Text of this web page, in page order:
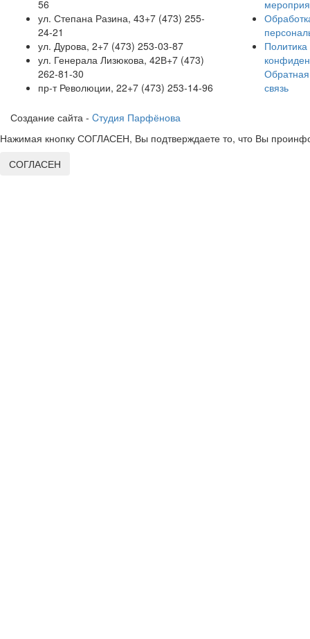
56
ул. Степана Разина, 43+7 (473) 255-
24-21
ул. Дурова, 2+7 (473) 253-03-87
ул. Генерала Лизюкова, 42В+7 (473)
262-81-30
пр-т Революции, 22+7 (473) 253-14-96
Политика
Обратная
связь
Создание сайта - Cтудия Парфёнова
Нажимая кнопку СОГЛАСЕН, Вы подтверждаете то, что Вы
СОГЛАСЕН